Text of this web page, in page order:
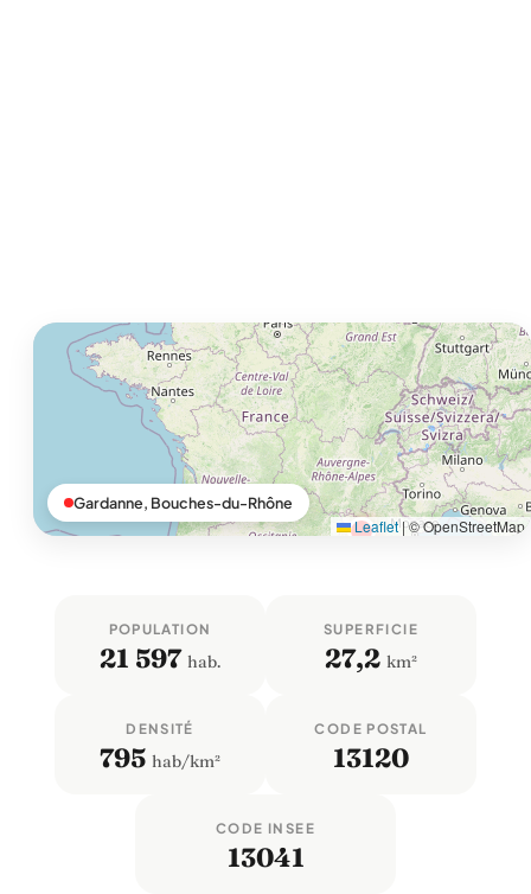
Leaflet |© OpenStreetMap
Gardanne, Bouches-du-Rhône
POPULATION
21 597 hab.
SUPERFICIE
27,2 km²
DENSITÉ
795 hab/km²
CODE POSTAL
13120
CODE INSEE
13041